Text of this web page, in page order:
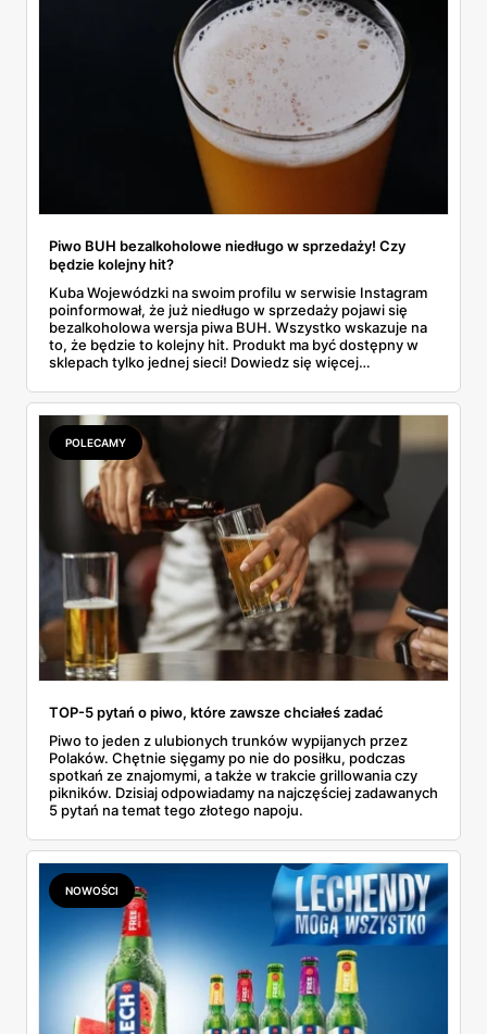
Piwo BUH bezalkoholowe niedługo w sprzedaży! Czy
będzie kolejny hit?
Kuba Wojewódzki na swoim profilu w serwisie Instagram
poinformował, że już niedługo w sprzedaży pojawi się
bezalkoholowa wersja piwa BUH. Wszystko wskazuje na
to, że będzie to kolejny hit. Produkt ma być dostępny w
sklepach tylko jednej sieci! Dowiedz się więcej
Przyjazne Państwo!
POLECAMY
TOP-5 pytań o piwo, które zawsze chciałeś zadać
Piwo to jeden z ulubionych trunków wypijanych przez
Polaków. Chętnie sięgamy po nie do posiłku, podczas
spotkań ze znajomymi, a także w trakcie grillowania czy
pikników. Dzisiaj odpowiadamy na najczęściej zadawanych
5 pytań na temat tego złotego napoju.
NOWOŚCI